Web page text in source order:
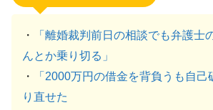
・
「離婚裁判前日の相談でも弁護士
んとか乗り切る」
・
「2000万円の借金を背負うも自
り直せた